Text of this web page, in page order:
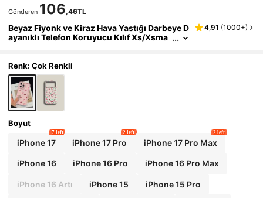
Gönderen 106,46TL
Beyaz Fiyonk ve Kiraz Hava Yastığı Darbeye D
ayanıklı Telefon Koruyucu Kılıf Xs/Xsma
Dayanıklı
4,91 (1000+)
Renk: Çok Renkli
Boyut
iPhone 17
7 left
iPhone 17 Pro
2 left
iPhone 17 Pro Max
2 left
iPhone 16 iPhone 16 Pro iPhone 16 Pro Max
iPhone 16 Artı iPhone 15 iPhone 15 Pro